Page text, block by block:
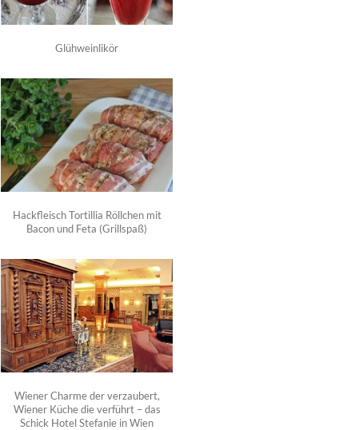
Glühweinlikör
Hackfleisch Tortillia Röllchen mit
Bacon und Feta (Grillspaß)
Wiener Charme der verzaubert,
Wiener Küche die verführt – das
Schick Hotel Stefanie in Wien